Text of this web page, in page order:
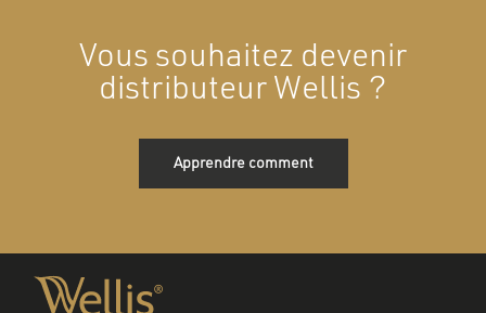
Vous souhaitez devenir
distributeur Wellis ?
Apprendre comment